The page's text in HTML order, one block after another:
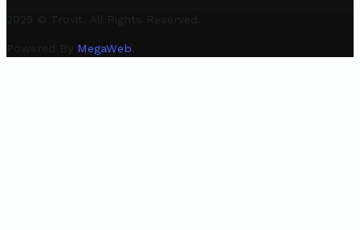
2025 © Trovit. All Rights Reserved.
Powered By MegaWeb